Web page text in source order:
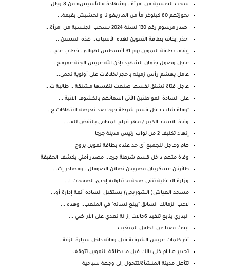
سحب الجنسية من امرأة.. وشهادة «التأسيس» من 8 رجال
بحوزتهم 60 كيلوغراماً من الماريغوانا والحشيش بقيمة...
صدر مرسوم رقم 130 لسنة 2024 بسحب الجنسية من امرأة...
احذر إيقاف بطاقة التموين لهذه الأسباب.. هذه المستن...
إيقاف بطاقة التموين يوم 31 أغسطس لهولاء.. خطاب عاج...
عاجل وصول جثمان الشهيد بإذن الله عريس الجنة عمرمح...
عامل يهشم رأس زميله بـ حجر لخلافات على أولوية تحمي...
عاجل فتاة تشنق نفسها صنعت لنفسها مشنقة .. طالبة ت...
على السادة المواطنين الأتى اسمائهم بالكشوف الاتية ...
"وفاة شاب داخل قسم شرطة جرجا بعد تعرضه لانتهاكات ج...
وفاة الاستاذ الكبير / ماهر فراج المحامى بالنقض للف...
إنهاء تكليف 2 من نواب رئيس مدينة جرجا
هام.وعاجل للجميع أى حد عنده بطاقة تموين يروح
وفاة متهم داخل قسم شرطة جرجا.. مصدر أمني يكشف الحقيقة
طائرتان عسكريتان مصريتان تصلان الصومال.. ومصادر إث...
وزارة الداخلية تنفى صحة ما تناولته إحدى الصفحات ا...
مسجد العياش( الشوربجى) يستقبل الساده أئمة إدارة أو...
لاعب الزمالك السابق "يبلع لسانه" في الملعب.. وهذه ...
البدري يتابع تنفيذ 6حالات إزالة تعدي على الأراضي ...
ابحث معنا عن الطفل المتغيب
آخر كلمات عريس الشرقية قبل وفاته داخل سيارة الزفة....
تحذير هاااام خلي بالك قبل ما بطاقة التموين تتوقف
تتأهل مدينة المنشأةلتتحول إلى وجهة سياحية